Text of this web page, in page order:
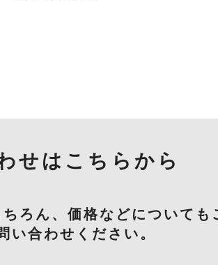
せはこちらから
ろん、価格などについても
い合わせください。